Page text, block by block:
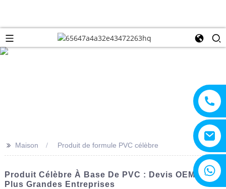
>> Maison Produit de formule PVC célèbre
Produit Célèbre À Base De PVC : Devis OEM Des
Plus Grandes Entreprises